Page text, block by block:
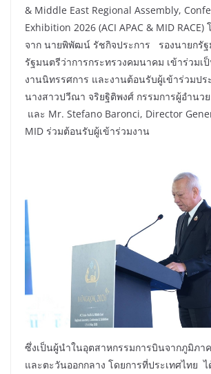
& Middle East Regional Assembly,
Exhibition 2026 (ACI APAC & MID RACE)
จาก นายพิพัฒน์ รัชกิจประการ รองนายกรั
รัฐมนตรีว่าการกระทรวงคมนาคม เข้าร่วมเ
งานนิทรรศการ และงานต้อนรับผู้เข้าร่วมป
นางสาวปวีณา จริยฐิติพงศ์ กรรมการผู้อำนว
และ Mr. Stefano Baronci, Director
MID ร่วมต้อนรับผู้เข้าร่วมงาน
ซึ่งเป็นผู้นำในอุตสาหกรรมการบินจากภูมิภา
และตะวันออกกลาง โดยการที่ประเทศไทย ไ